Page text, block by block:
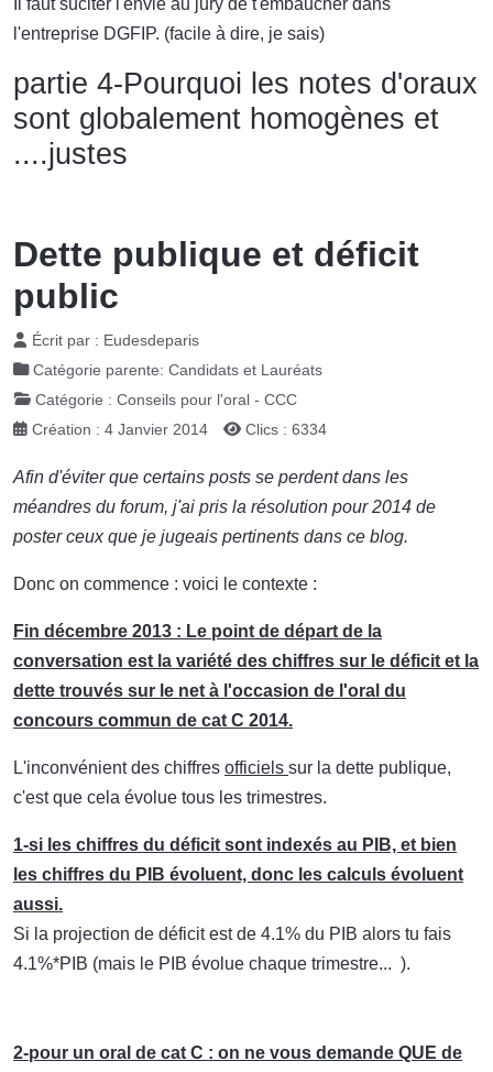
Il faut suciter l'envie au jury de t'embaucher dans
l'entreprise DGFIP. (facile à dire, je sais)
partie 4-Pourquoi les notes d'oraux
sont globalement homogènes et
....justes
Dette publique et déficit
public
Écrit par : Eudesdeparis
Catégorie parente: Candidats et Lauréats
Catégorie : Conseils pour l'oral - CCC
Création : 4 Janvier 2014
Clics : 6334
Afin d'éviter que certains posts se perdent dans les
méandres du forum, j'ai pris la résolution pour 2014 de
poster ceux que je jugeais pertinents dans ce blog.
Donc on commence : voici le contexte :
Fin décembre 2013 : Le point de départ de la
conversation est la variété des chiffres sur le déficit et la
dette trouvés sur le net à l'occasion de l'oral du
concours commun de cat C 2014.
L'inconvénient des chiffres officiels sur la dette publique,
c'est que cela évolue tous les trimestres.
1-si les chiffres du déficit sont indexés au PIB, et bien
les chiffres du PIB évoluent, donc les calculs évoluent
aussi.
Si la projection de déficit est de 4.1% du PIB alors tu fais
4.1%*PIB (mais le PIB évolue chaque trimestre... ).
2-pour un oral de cat C : on ne vous demande QUE de